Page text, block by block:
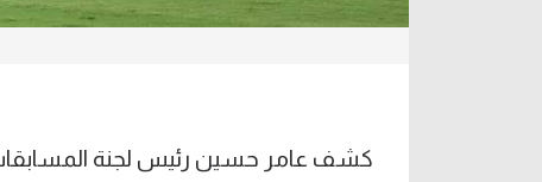
كشف عامر حسين رئيس لجنة المسابقات